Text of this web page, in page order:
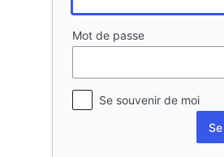
Mot de passe
Se souvenir de moi